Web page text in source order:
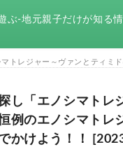
ぶ-地元親子だけが知る
トレジャー～ヴァンとティミ
し「エノシマトレ
例のエノシマトレ
かけよう！！